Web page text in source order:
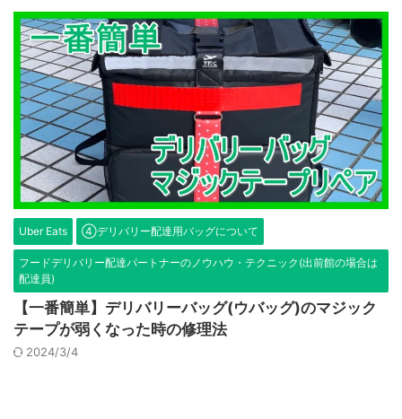
Uber Eats ④デリバリー配達用バッグについて
フードデリバリー配達パートナーのノウハウ・テクニック(出前館の場合は
配達員)
【一番簡単】デリバリーバッグ(ウバッグ)のマジック
テープが弱くなった時の修理法
2024/3/4